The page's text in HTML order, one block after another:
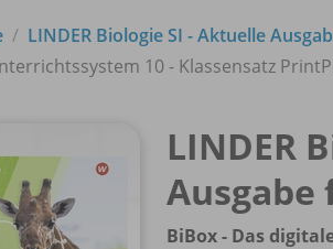
LINDER Biologie SI - Aktuelle
10 - Klassensatz
LINDER
Ausgabe
BiBox - Das